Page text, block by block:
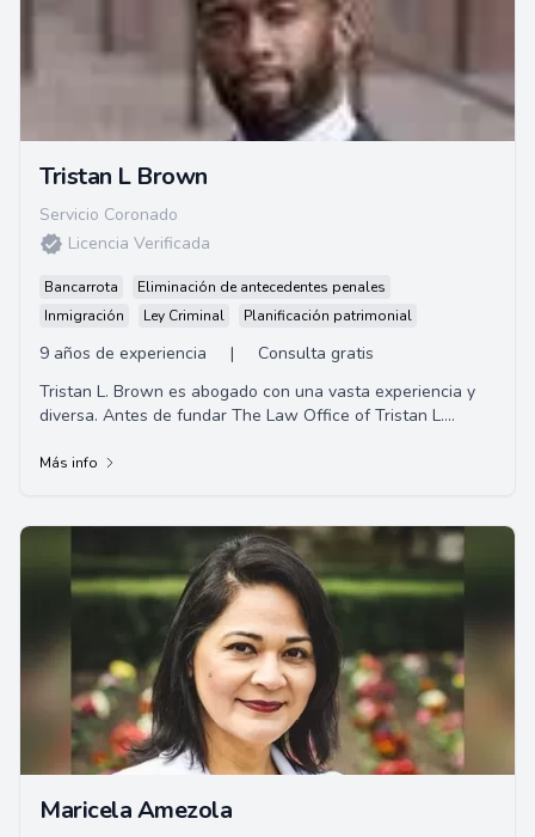
Tristan L Brown
Servicio Coronado
Licencia Verificada
Bancarrota
Eliminación de antecedentes penales
Inmigración
Ley Criminal Planificación patrimonial
9 años de experiencia |
Consulta gratis
Tristan L. Brown es abogado con una vasta experiencia y
diversa. Antes de fundar The Law Office of Tristan L.
Más info
Maricela Amezola